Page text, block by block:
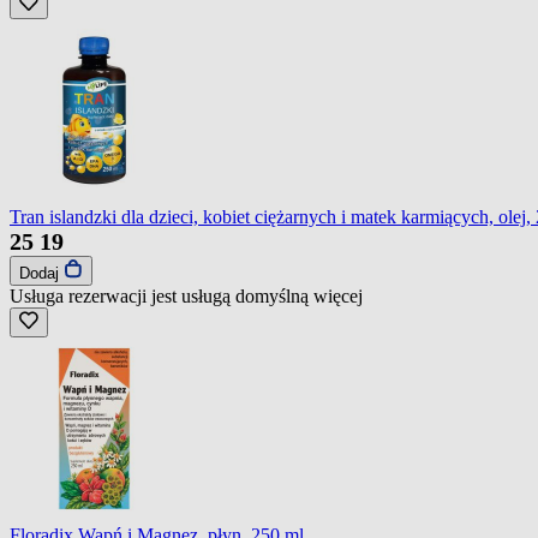
Tran islandzki dla dzieci, kobiet ciężarnych i matek karmiących, olej,
25 19
Dodaj
Usługa rezerwacji jest usługą domyślną więcej